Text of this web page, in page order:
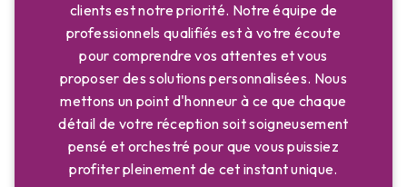
clients est notre priorité. Notre équipe de
professionnels qualifiés est à votre écoute
pour comprendre vos attentes et vous
proposer des solutions personnalisées. Nous
mettons un point d'honneur à ce que chaque
détail de votre réception soit soigneusement
pensé et orchestré pour que vous puissiez
profiter pleinement de cet instant unique.